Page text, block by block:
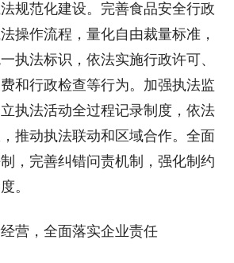
法规范化建设。完善食品安全行政
操作流程，量化自由裁量标准，
执法标识，依法实施行政许可、
和行政检查等行为。加强执法监
执法活动全过程记录制度，依法
推动执法联动和区域合作。全面
，完善纠错问责机制，强化制约
。
营，全面落实企业责任